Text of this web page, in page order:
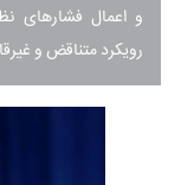
و اعمال فشارهای
رویکرد متناقض و